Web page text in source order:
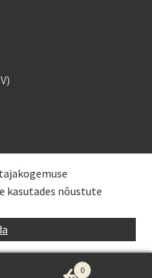
kasutades nõustute
.
0